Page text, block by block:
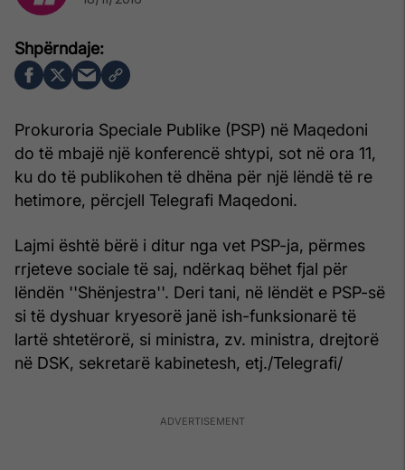
Prokuroria Speciale Publike (PSP) në Maqedoni
do të mbajë një konferencë shtypi, sot në ora 11,
ku do të publikohen të dhëna për një lëndë të re
hetimore, përcjell Telegrafi Maqedoni.
Lajmi është bërë i ditur nga vet PSP-ja, përmes
rrjeteve sociale të saj, ndërkaq bëhet fjal për
lëndën ''Shënjestra''. Deri tani, në lëndët e PSP-së
si të dyshuar kryesorë janë ish-funksionarë të
lartë shtetërorë, si ministra, zv. ministra, drejtorë
në DSK, sekretarë kabinetesh, etj./Telegrafi/